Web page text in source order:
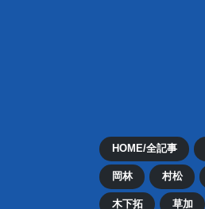
HOME/全記事
岡林 村松
木下拓 草加